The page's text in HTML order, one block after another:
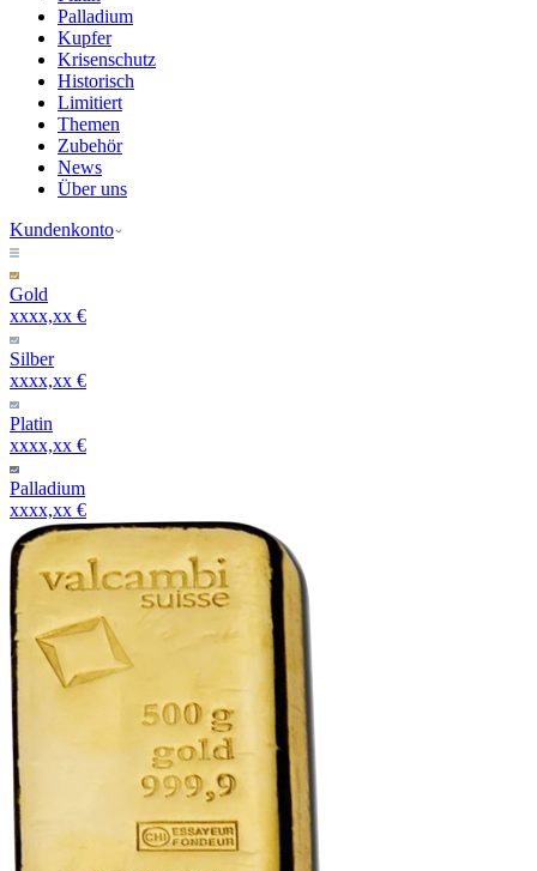
Palladium
Kupfer
Krisenschutz
Historisch
Limitiert
Themen
Zubehör
News
Über uns
Kundenkonto
Gold
xxxx,xx €
Silber
xxxx,xx €
Platin
xxxx,xx €
Palladium
xxxx,xx €